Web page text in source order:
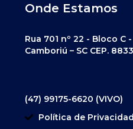
Onde Estamos
Rua 701 nº 22 - Bloco
Camboriú – SC CEP.
(47) 99175-6620 (VIVO)
Política de